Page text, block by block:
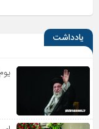
یادداشت